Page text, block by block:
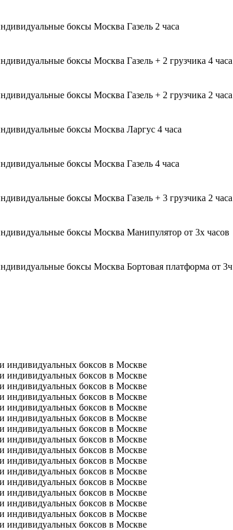
Газель 2 часа
Газель + 2 грузчика 4 часа
Газель + 2 грузчика 2 часа
Ларгус 4 часа
Газель 4 часа
Газель + 3 грузчика 2 часа
Манипулятор от 3х часов
Бортовая платформа от 3ч